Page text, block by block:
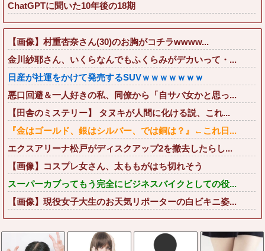
ChatGPTに聞いた10年後の18期
【画像】村重杏奈さん(30)のお胸がコチラwwww...
金川紗耶さん、いくらなんでもふくらみがデカいって・...
日産が社運をかけて発売するSUVｗｗｗｗｗｗｗ
悪口回避＆一人好きの私、同僚から「自サバ女かと思っ...
【田舎のミステリー】 タヌキが人間に化ける説、これ...
『金はゴールド、銀はシルバー、では銅は？』←これ日...
エクスアリーナ松戸がディスクアップ2を撤去したらし...
【画像】コスプレ女さん、太ももがはち切れそう
スーパーカブってもう完全にビジネスバイクとしての役...
【画像】現役女子大生のお天気リポーターの白ビキニ姿...